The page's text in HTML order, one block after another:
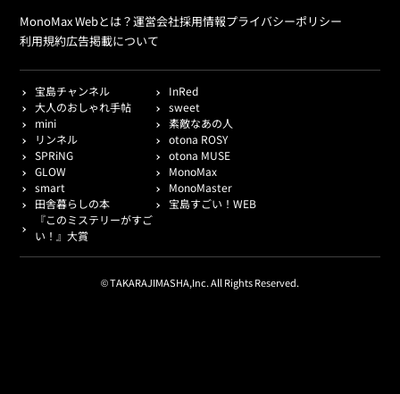
MonoMax Webとは？運営会社採用情報プライバシーポリシー
利用規約広告掲載について
宝島チャンネル
InRed
大人のおしゃれ手帖
sweet
mini
素敵なあの人
リンネル
otona ROSY
SPRiNG
otona MUSE
GLOW
MonoMax
smart
MonoMaster
田舎暮らしの本
宝島すごい！WEB
『このミステリーがすご
い！』大賞
© TAKARAJIMASHA,Inc. All Rights Reserved.